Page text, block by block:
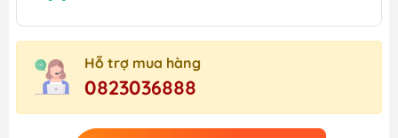
Hỗ trợ mua hàng
0823036888